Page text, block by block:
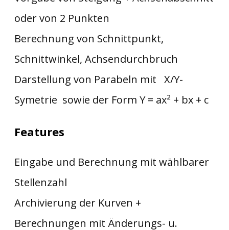
oder von 2 Punkten
Berechnung von Schnittpunkt,
Schnittwinkel, Achsendurchbruch
Darstellung von Parabeln mit X/Y-
Symetrie sowie der Form Y = ax² + bx + c
Features
Eingabe und Berechnung mit wählbarer
Stellenzahl
Archivierung der Kurven +
Berechnungen mit Änderungs- u.